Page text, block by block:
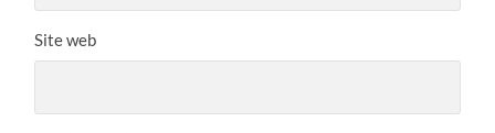
Site web